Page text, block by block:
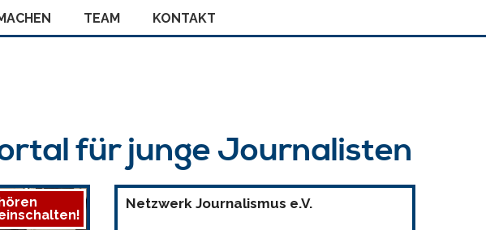
TEAM KONTAKT
für junge Journalisten
Netzwerk Journalismus e.V.